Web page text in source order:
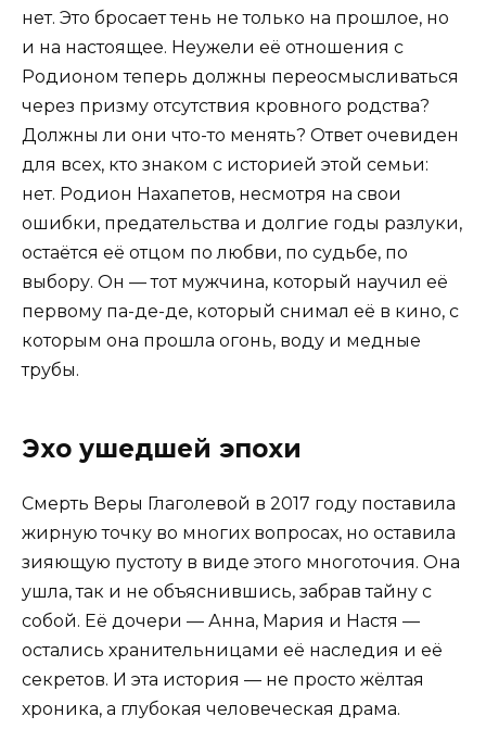
нет. Это бросает тень не только на прошлое, но
и на настоящее. Неужели её отношения с
Родионом теперь должны переосмысливаться
через призму отсутствия кровного родства?
Должны ли они что-то менять? Ответ очевиден
для всех, кто знаком с историей этой семьи:
нет. Родион Нахапетов, несмотря на свои
ошибки, предательства и долгие годы разлуки,
остаётся её отцом по любви, по судьбе, по
выбору. Он — тот мужчина, который научил её
первому па-де-де, который снимал её в кино, с
которым она прошла огонь, воду и медные
трубы.
Эхо ушедшей эпохи
Смерть Веры Глаголевой в 2017 году поставила
жирную точку во многих вопросах, но оставила
зияющую пустоту в виде этого многоточия. Она
ушла, так и не объяснившись, забрав тайну с
собой. Её дочери — Анна, Мария и Настя —
остались хранительницами её наследия и её
секретов. И эта история — не просто жёлтая
хроника, а глубокая человеческая драма.